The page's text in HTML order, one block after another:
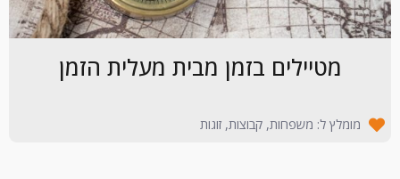
מטיילים בזמן מבית מעלית הזמן
מומלץ ל: משפחות, קבוצות, זוגות